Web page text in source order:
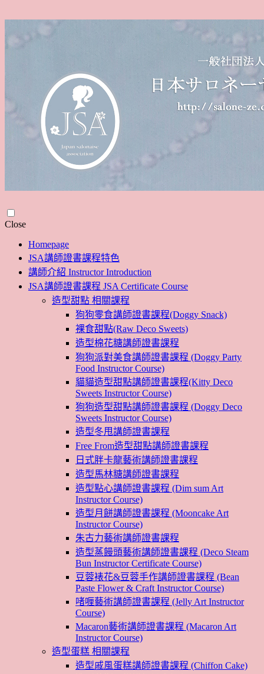
CloseSkip
content
Homepage
JSA講師證書課程特色
講師介紹 Instructor Introduction
JSA講師證書課程 JSA Certificate Course
造型甜點 相關課程
狗狗零食講師證書課程(Doggy Snack)
裸食甜點(Raw Deco Sweets)
造型棉花糖講師證書課程
狗狗派對美食講師證書課程 (Doggy Party
Food Instructor Course)
貓貓造型甜點講師證書課程(Kitty Deco
Sweets Instructor Course)
狗狗造型甜點講師證書課程 (Doggy Deco
Sweets Instructor Course)
造型冬甩講師證書課程
Free From造型甜點講師證書課程
日式胖卡龍藝術講師證書課程
造型馬林糖講師證書課程
造型點心講師證書課程 (Dim sum Art
Instructor Course)
造型月餅講師證書課程 (Mooncake Art
Instructor Course)
朱古力藝術講師證書課程
造型蒸饅頭藝術講師證書課程 (Deco Steam
Bun Instructor Certificate Course)
豆蓉裱花&豆蓉手作講師證書課程 (Bean
Paste Flower & Craft Instructor Course)
啫喱藝術講師證書課程 (Jelly Art Instructor
Course)
Macaron藝術講師證書課程 (Macaron Art
Instructor Course)
造型蛋糕 相關課程
造型戚風蛋糕講師證書課程 (Chiffon Cake)